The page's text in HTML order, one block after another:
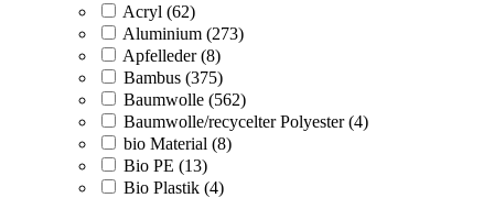
Acryl (62)
Aluminium (273)
Apfelleder (8)
Bambus (375)
Baumwolle (562)
Baumwolle/recycelter Polyester (4)
bio Material (8)
Bio PE (13)
Bio Plastik (4)